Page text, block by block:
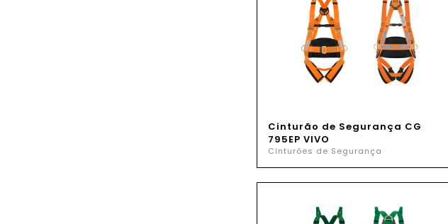
Cinturão de Segurança CG
795EP VIVO
Cinturões de Segurança